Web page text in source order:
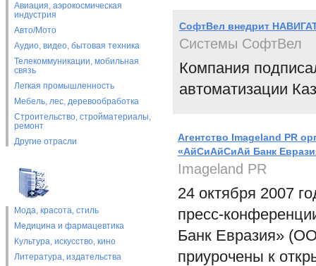
Авиация, аэрокосмическая
индустрия
Авто/Мото
Аудио, видео, бытовая техника
Телекоммуникации, мобильная
связь
Легкая промышленность
Мебель, лес, деревообработка
Строительство, стройматериалы,
ремонт
Другие отрасли
Мода, красота, стиль
Медицина и фармацевтика
Культура, искусство, кино
Литература, издательства
СофтВел внедрит
Системы СофтВел
Компания
автоматизации
Агентство Imageland PR
«АйСиАйСиАй Банк
Imageland PR
24 октября 2007
пресс-
Банк Евразия»
приурочены к